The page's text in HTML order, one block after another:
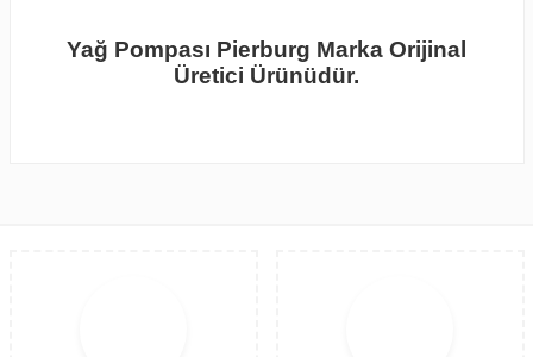
Yağ Pompası Pierburg Marka Orijinal
Üretici Ürünüdür.